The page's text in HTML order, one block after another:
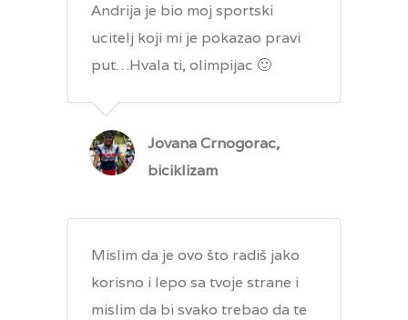
Andrija je bio moj sportski
ucitelj koji mi je pokazao pravi
put…Hvala ti, olimpijac 🙂
Jovana Crnogorac,
biciklizam
Mislim da je ovo što radiš jako
korisno i lepo sa tvoje strane i
mislim da bi svako trebao da te